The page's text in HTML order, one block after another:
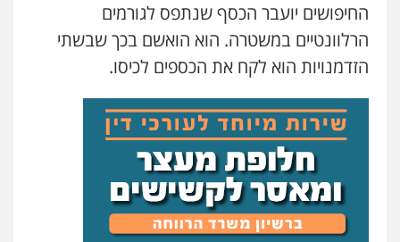
עורך דין תמיר אלטיט
פלילי תעבורה
0545577862
דוד בוחבוט – משרד עו"ד
פלילי פשיעה חמורה מעצרים צווארון לבן
0505542333
עו"ד בן ממן
פלילי אסירים חקירות ומעצרים
החיפושים יועבר הכסף שנתפס לגורמים
הרלוונטיים במשטרה. הוא הואשם בכך שבשתי
הזדמנויות הוא לקח את הכספים לכיסו.